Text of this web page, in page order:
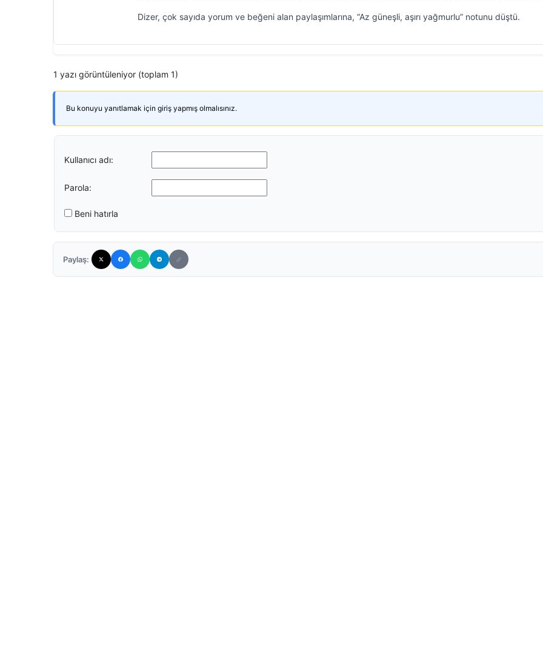
Dizer, çok sayıda yorum ve beğeni alan paylaşımlarına, “Az güneşli, aşırı yağmurlu” notunu düştü.
1 yazı görüntüleniyor (toplam 1)
Bu konuyu yanıtlamak için giriş yapmış olmalısınız.
Kullanıcı adı:
Parola:
Beni hatırla
Paylaş: